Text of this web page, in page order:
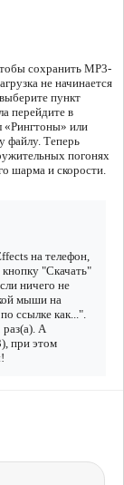
сохранить MP3-
не начинается
пункт
перейдите в
«Рингтоны» или
файлу. Теперь
погонях
шарма и скорости.
на телефон,
"Скачать"
ничего не
мыши на
ссылке как...".
А
при этом